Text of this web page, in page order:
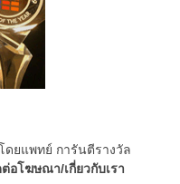
ดยแพทย์ การันตีรางวัล
อโฆษณา/เกี่ยวกับเรา